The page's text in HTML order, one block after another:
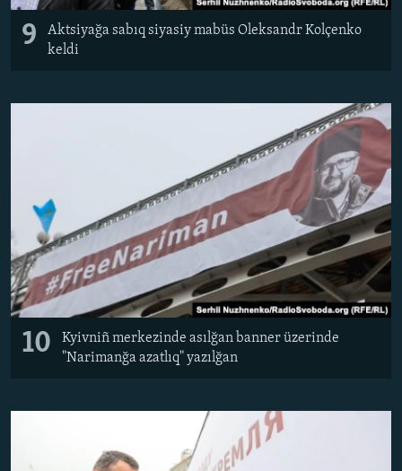
9
Aktsiyağa sabıq siyasiy mabüs Oleksandr Kolçenko
keldi
10
Kyivniñ merkezinde asılğan banner üzerinde
"Narimanğa azatlıq" yazılğan